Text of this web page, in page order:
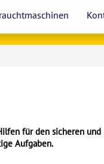
für den sicheren
Aufgaben.